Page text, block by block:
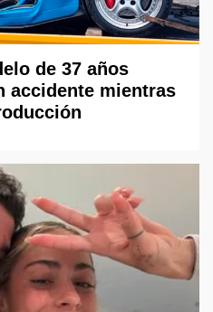
de 37 años
accidente mientras